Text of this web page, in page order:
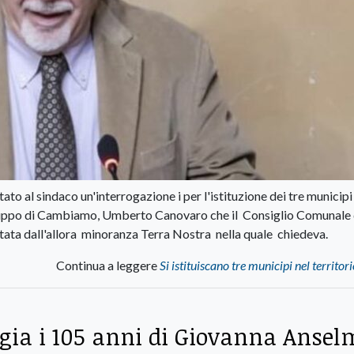
al sindaco un'interrogazione i per l'istituzione dei tre municipi
di Cambiamo, Umberto Canovaro che il Consiglio Comunale
dall'allora minoranza Terra Nostra nella quale chiedeva.
Continua a leggereSi istituiscano tre municipi nel
i 105 anni di Giovanna